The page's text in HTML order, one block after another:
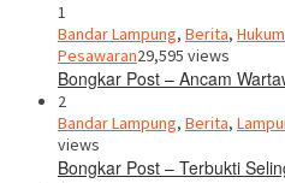
1
Bandar Lampung, Berita, Hukum
Pesawaran29,595 views
Bongkar Post – Ancam
2
Bandar Lampung, Berita,
views
Bongkar Post – Terbukti